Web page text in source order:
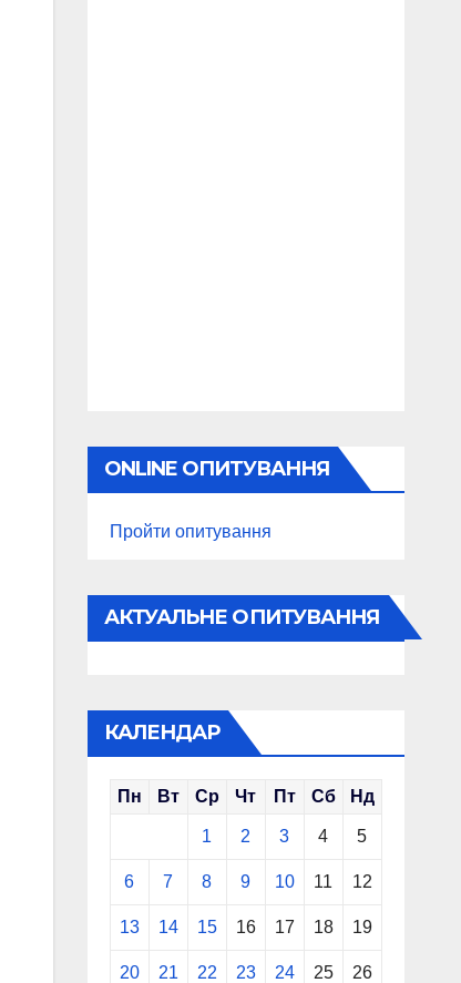
ONLINE ОПИТУВАННЯ
Пройти опитування
АКТУАЛЬНЕ ОПИТУВАННЯ
КАЛЕНДАР
Пн Вт Ср Чт Пт Сб Нд
1 2 3 4 5
6 7 8 9 10 11 12
13 14 15 16 17 18 19
20 21 22 23 24 25 26